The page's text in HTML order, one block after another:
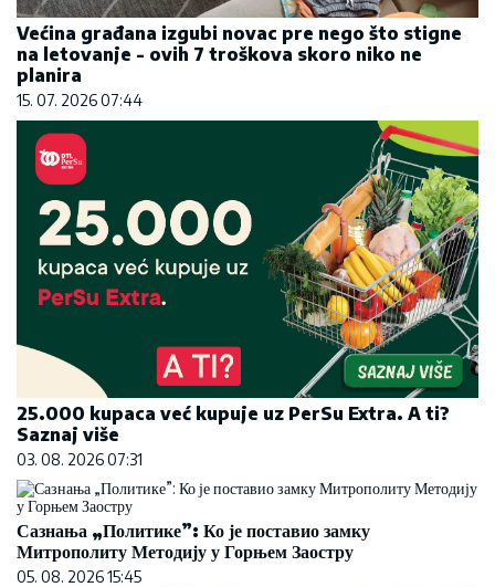
Većina građana izgubi novac pre nego što stigne
na letovanje - ovih 7 troškova skoro niko ne
planira
15. 07. 2026 07:44
25.000 kupaca već kupuje uz PerSu Extra. A ti?
Saznaj više
03. 08. 2026 07:31
Сазнања „Политике”: Ко је поставио замку
Митрополиту Методију у Горњем Заостру
05. 08. 2026 15:45